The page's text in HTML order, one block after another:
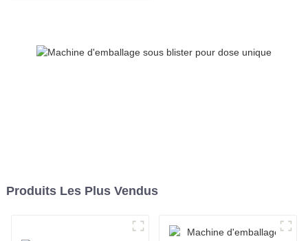
Produits Les Plus Vendus